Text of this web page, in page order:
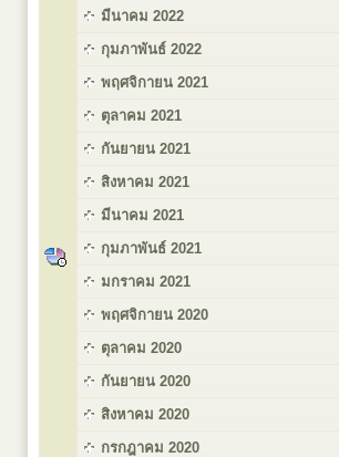
มีนาคม 2022
กุมภาพันธ์ 2022
พฤศจิกายน 2021
ตุลาคม 2021
กันยายน 2021
สิงหาคม 2021
มีนาคม 2021
กุมภาพันธ์ 2021
มกราคม 2021
พฤศจิกายน 2020
ตุลาคม 2020
กันยายน 2020
สิงหาคม 2020
กรกฎาคม 2020